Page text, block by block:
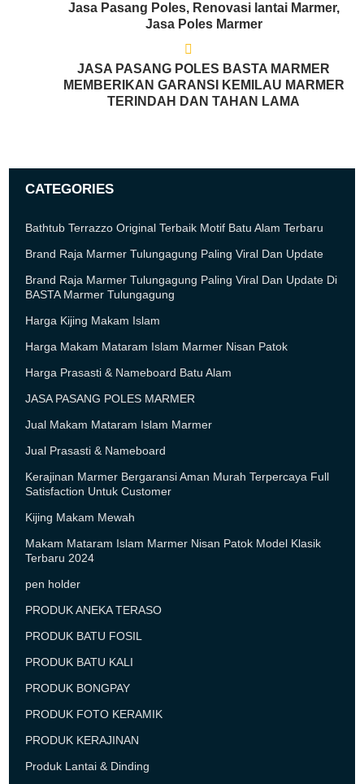
Jasa Pasang Poles, Renovasi lantai Marmer,
Jasa Poles Marmer
JASA PASANG POLES BASTA MARMER
MEMBERIKAN GARANSI KEMILAU MARMER
TERINDAH DAN TAHAN LAMA
CATEGORIES
Bathtub Terrazzo Original Terbaik Motif Batu Alam Terbaru
Brand Raja Marmer Tulungagung Paling Viral Dan Update
Brand Raja Marmer Tulungagung Paling Viral Dan Update Di
BASTA Marmer Tulungagung
Harga Kijing Makam Islam
Harga Makam Mataram Islam Marmer Nisan Patok
Harga Prasasti & Nameboard Batu Alam
JASA PASANG POLES MARMER
Jual Makam Mataram Islam Marmer
Jual Prasasti & Nameboard
Kerajinan Marmer Bergaransi Aman Murah Terpercaya Full
Satisfaction Untuk Customer
Kijing Makam Mewah
Makam Mataram Islam Marmer Nisan Patok Model Klasik
Terbaru 2024
pen holder
PRODUK ANEKA TERASO
PRODUK BATU FOSIL
PRODUK BATU KALI
PRODUK BONGPAY
PRODUK FOTO KERAMIK
PRODUK KERAJINAN
Produk Lantai & Dinding